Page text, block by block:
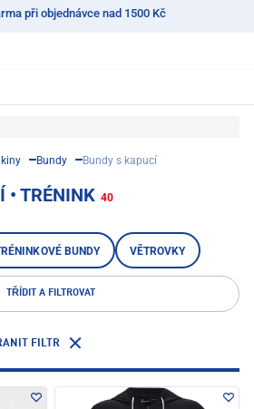
při objednávce nad 1500 Kč
Bundy Bundy s kapucí
• TRÉNINK 40
BUNDY VĚTROVKY
TŘÍDIT A FILTROVAT
FILTR